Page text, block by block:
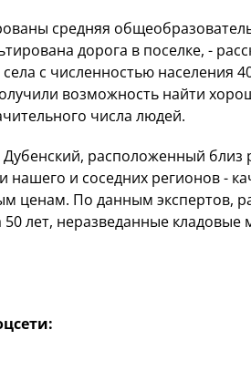
средняя
дорога в поселке, -
с численностью населения
возможность найти
числа людей.
расположенный близ
нашего и соседних регионов -
ценам. По данным экспертов,
лет, неразведанные кладовые